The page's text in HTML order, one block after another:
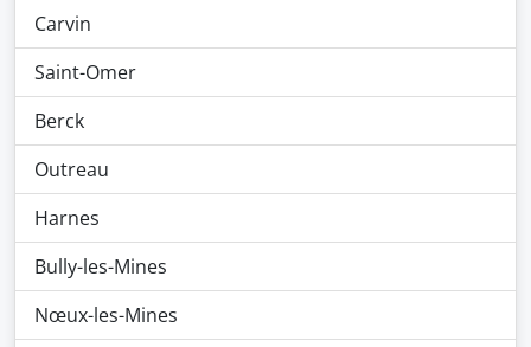
Carvin
Saint-Omer
Berck
Outreau
Harnes
Bully-les-Mines
Nœux-les-Mines